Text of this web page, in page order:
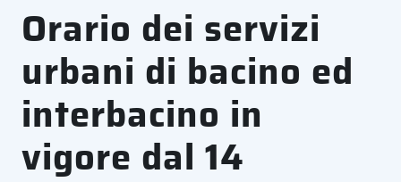
Orario dei servizi
urbani di bacino ed
interbacino in
vigore dal 14